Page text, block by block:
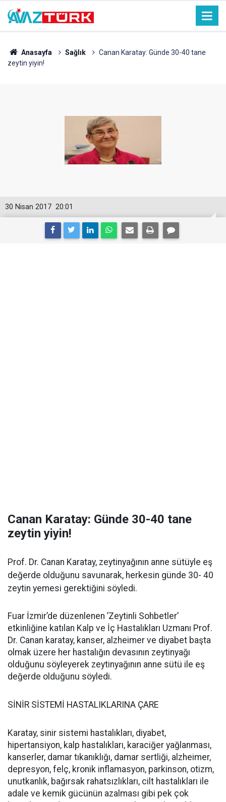
Anasayfa Sağlık
Canan Karatay: Günde 30-40 tane
zeytin yiyin!
20:01
30 Nisan 2017
Canan Karatay: Günde 30-40 tane
zeytin yiyin!
Prof. Dr. Canan Karatay, zeytinyağının anne sütüyle eş
değerde olduğunu savunarak, herkesin günde 30- 40
zeytin yemesi gerektiğini söyledi.
Fuar İzmir’de düzenlenen ’Zeytinli Sohbetler’
etkinliğine katılan Kalp ve İç Hastalıkları Uzmanı Prof.
Dr. Canan karatay, kanser, alzheimer ve diyabet başta
olmak üzere her hastalığın devasının zeytinyağı
olduğunu söyleyerek zeytinyağının anne sütü ile eş
değerde olduğunu söyledi.
SİNİR SİSTEMİ HASTALIKLARINA ÇARE
Karatay, sinir sistemi hastalıkları, diyabet,
hipertansiyon, kalp hastalıkları, karaciğer yağlanması,
kanserler, damar tıkanıklığı, damar sertliği, alzheimer,
depresyon, felç, kronik inflamasyon, parkinson, otizm,
unutkanlık, bağırsak rahatsızlıkları, cilt hastalıkları ile
adale ve kemik gücünün azalması gibi pek çok